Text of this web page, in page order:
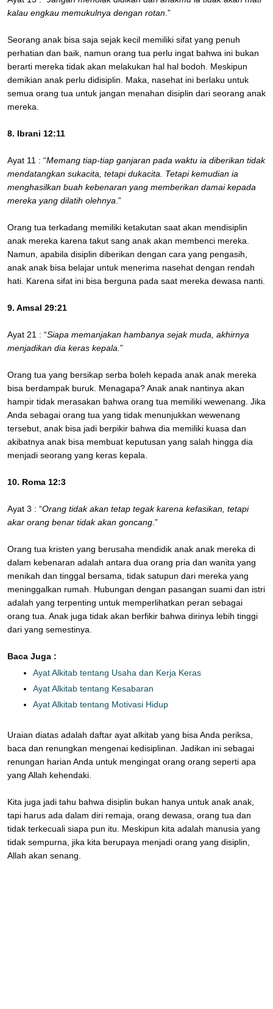
kalau engkau memukulnya dengan rotan .”
Seorang anak bisa saja sejak kecil memiliki sifat yang penuh
perhatian dan baik, namun orang tua perlu ingat bahwa ini bukan
berarti mereka tidak akan melakukan hal hal bodoh. Meskipun
demikian anak perlu didisiplin. Maka, nasehat ini berlaku untuk
semua orang tua untuk jangan menahan disiplin dari seorang anak
mereka.
8. Ibrani 12:11
Ayat 11 : “Memang tiap-tiap ganjaran pada waktu ia diberikan tidak
mendatangkan sukacita, tetapi dukacita. Tetapi kemudian ia
menghasilkan buah kebenaran yang memberikan damai kepada
mereka yang dilatih olehnya .”
Orang tua terkadang memiliki ketakutan saat akan mendisiplin
anak mereka karena takut sang anak akan membenci mereka.
Namun, apabila disiplin diberikan dengan cara yang pengasih,
anak anak bisa belajar untuk menerima nasehat dengan rendah
hati. Karena sifat ini bisa berguna pada saat mereka dewasa nanti.
9. Amsal 29:21
Ayat 21 : “Siapa memanjakan hambanya sejak muda, akhirnya
menjadikan dia keras kepala. ”
Orang tua yang bersikap serba boleh kepada anak anak mereka
bisa berdampak buruk. Menagapa? Anak anak nantinya akan
hampir tidak merasakan bahwa orang tua memiliki wewenang. Jika
Anda sebagai orang tua yang tidak menunjukkan wewenang
tersebut, anak bisa jadi berpikir bahwa dia memiliki kuasa dan
akibatnya anak bisa membuat keputusan yang salah hingga dia
menjadi seorang yang keras kepala.
10. Roma 12:3
Ayat 3 : “Orang tidak akan tetap tegak karena kefasikan, tetapi
akar orang benar tidak akan goncang .”
Orang tua kristen yang berusaha mendidik anak anak mereka di
dalam kebenaran adalah antara dua orang pria dan wanita yang
menikah dan tinggal bersama, tidak satupun dari mereka yang
meninggalkan rumah. Hubungan dengan pasangan suami dan istri
adalah yang terpenting untuk memperlihatkan peran sebagai
orang tua. Anak juga tidak akan berfikir bahwa dirinya lebih tinggi
dari yang semestinya.
Baca Juga :
Ayat Alkitab tentang Usaha dan Kerja Keras
Ayat Alkitab tentang Kesabaran
Ayat Alkitab tentang Motivasi Hidup
Uraian diatas adalah daftar ayat alkitab yang bisa Anda periksa,
baca dan renungkan mengenai kedisiplinan. Jadikan ini sebagai
renungan harian Anda untuk mengingat orang orang seperti apa
yang Allah kehendaki.
Kita juga jadi tahu bahwa disiplin bukan hanya untuk anak anak,
tapi harus ada dalam diri remaja, orang dewasa, orang tua dan
tidak terkecuali siapa pun itu. Meskipun kita adalah manusia yang
tidak sempurna, jika kita berupaya menjadi orang yang disiplin,
Allah akan senang.